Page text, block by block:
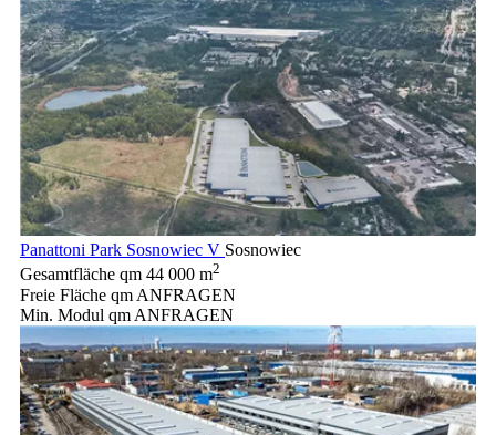
Panattoni Park Sosnowiec V Sosnowiec
Gesamtfläche qm 44 000 m2
Freie Fläche qm ANFRAGEN
Min. Modul qm ANFRAGEN